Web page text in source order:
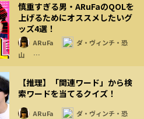
慎重すぎる男・ARuFaのQOLを
上げるためにオススメしたいグ
ッズ4選！
ARuFa
ダ・ヴィンチ・恐
山
…
【推理】「関連ワード」から検
索ワードを当てるクイズ！
ARuFa
ダ・ヴィンチ・恐